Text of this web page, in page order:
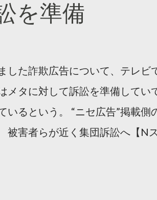
を準備
した詐欺広告について、テレビ
メタに対して訴訟を準備してい
いるという。 “ニセ広告”掲載側
害者らが近く集団訴訟へ【Nス